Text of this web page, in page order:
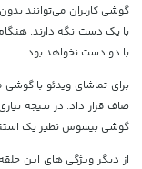
گوشی کاربران می‌توانند
با یک دست نگه دارند.
با دو دست نخواهد بود.
صاف قرار داد. در نتیجه
گوشی بیسوس نظیر یک
از دیگر ویژگی های این